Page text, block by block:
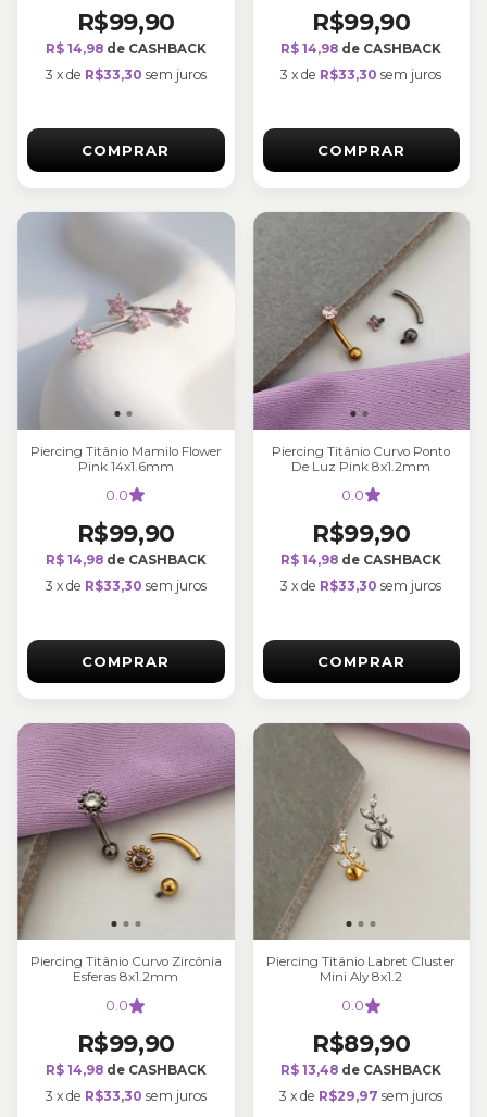
R$99,90
R$ 14,98de CASHBACK
3 x de R$33,30 sem juros
COMPRAR
R$99,90
R$ 14,98 de CASHBACK
3 xde R$33,30 sem juros
COMPRAR
Piercing Titânio Mamilo Flower
Pink 14x1.6mm
0.0
R$99,90
R$ 14,98de CASHBACK
3 x de R$33,30 sem juros
COMPRAR
Piercing Titânio Curvo Ponto
De Luz Pink 8x1.2mm
0.0
R$99,90
R$ 14,98 de CASHBACK
3 xde R$33,30 sem juros
COMPRAR
Piercing Titânio Curvo Zircônia
Esferas 8x1.2mm
0.0
R$99,90
R$ 14,98de CASHBACK
3 x de R$33,30 sem juros
Piercing Titânio Labret Cluster
Mini Aly 8x1.2
0.0
R$89,90
R$ 13,48 de CASHBACK
3 xde R$29,97 sem juros